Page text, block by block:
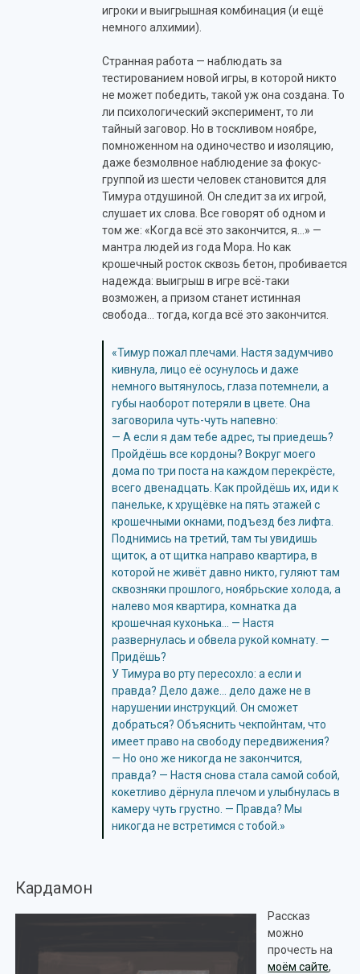
игроки и выигрышная комбинация (и ещё
немного алхимии).
Странная работа — наблюдать за
тестированием новой игры, в которой никто
не может победить, такой уж она создана. То
ли психологический эксперимент, то ли
тайный заговор. Но в тоскливом ноябре,
помноженном на одиночество и изоляцию,
даже безмолвное наблюдение за фокус-
группой из шести человек становится для
Тимура отдушиной. Он следит за их игрой,
слушает их слова. Все говорят об одном и
том же: «Когда всё это закончится, я…» —
мантра людей из года Мора. Но как
крошечный росток сквозь бетон, пробивается
надежда: выигрыш в игре всё-таки
возможен, а призом станет истинная
свобода… тогда, когда всё это закончится.
«Тимур пожал плечами. Настя задумчиво
кивнула, лицо её осунулось и даже
немного вытянулось, глаза потемнели, а
губы наоборот потеряли в цвете. Она
заговорила чуть-чуть напевно:
— А если я дам тебе адрес, ты приедешь?
Пройдёшь все кордоны? Вокруг моего
дома по три поста на каждом перекрёсте,
всего двенадцать. Как пройдёшь их, иди к
панельке, к хрущёвке на пять этажей с
крошечными окнами, подъезд без лифта.
Поднимись на третий, там ты увидишь
щиток, а от щитка направо квартира, в
которой не живёт давно никто, гуляют там
сквозняки прошлого, ноябрьские холода, а
налево моя квартира, комнатка да
крошечная кухонька… — Настя
развернулась и обвела рукой комнату. —
Придёшь?
У Тимура во рту пересохло: а если и
правда? Дело даже… дело даже не в
нарушении инструкций. Он сможет
добраться? Объяснить чекпойнтам, что
имеет право на свободу передвижения?
— Но оно же никогда не закончится,
правда? — Настя снова стала самой собой,
кокетливо дёрнула плечом и улыбнулась в
камеру чуть грустно. — Правда? Мы
никогда не встретимся с тобой.»
Кардамон
Рассказ
можно
прочесть на
моём сайте,